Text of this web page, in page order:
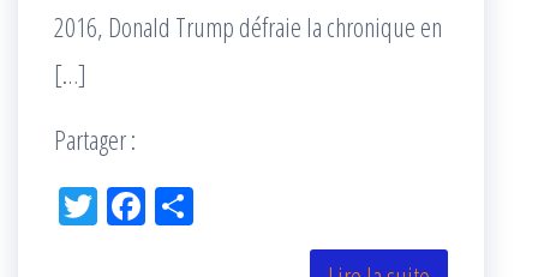
2016, Donald Trump défraie la chronique en
[…]
Partager :
Tw Fac